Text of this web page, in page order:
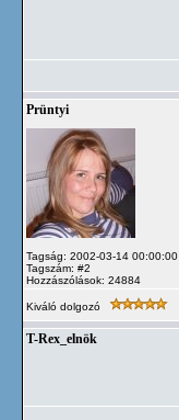
Prüntyi
Tagság: 2002-03-14 00:00:00
Tagszám: #2
Hozzászólások: 24884
Kiváló dolgozó
T-Rex_elnök